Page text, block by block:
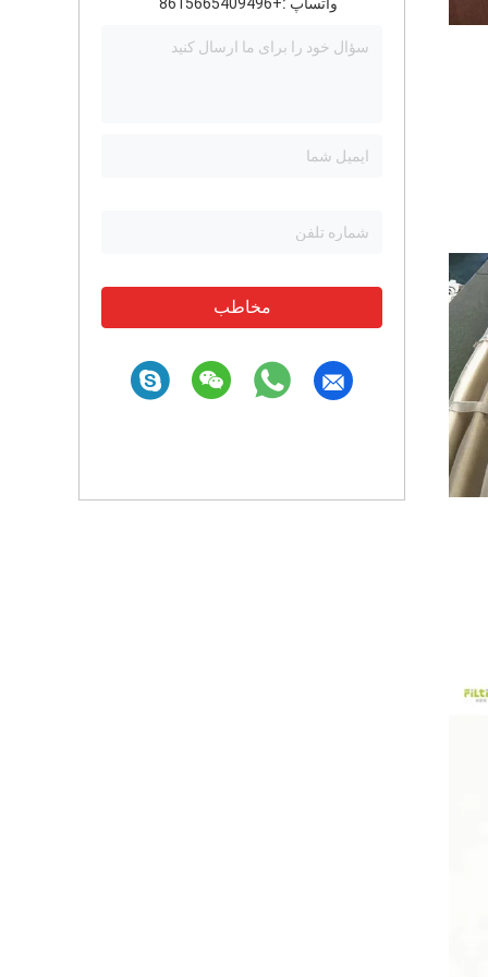
مخاطب